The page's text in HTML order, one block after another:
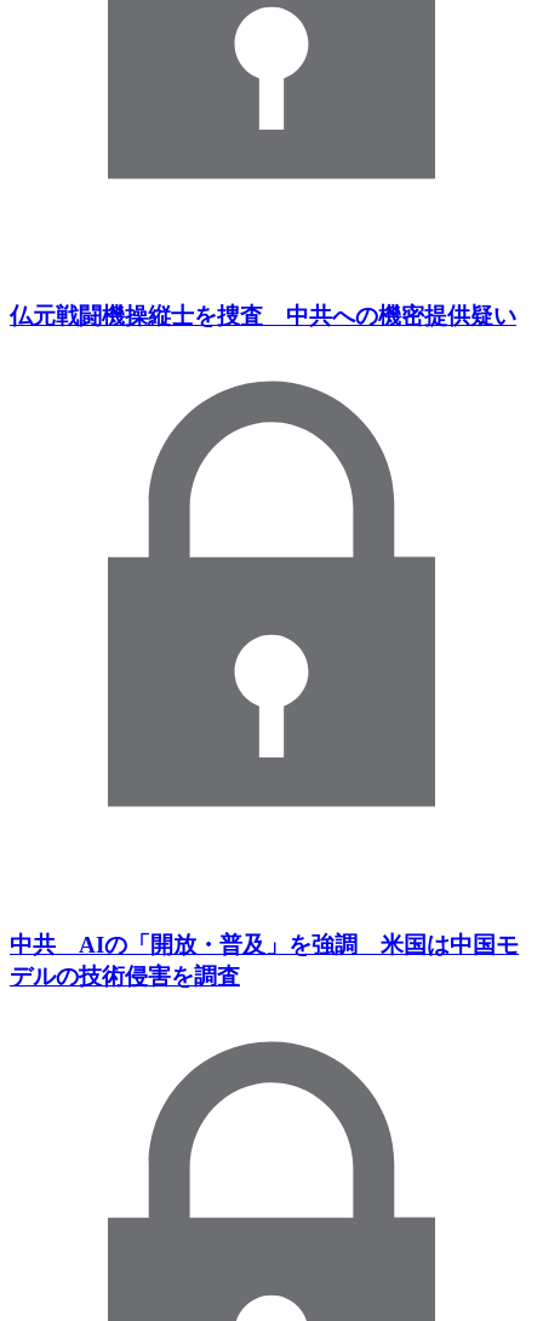
仏元戦闘機操縦士を捜査 中共への機密提供疑い
中共 AIの「開放・普及」を強調 米国は中国モ
デルの技術侵害を調査